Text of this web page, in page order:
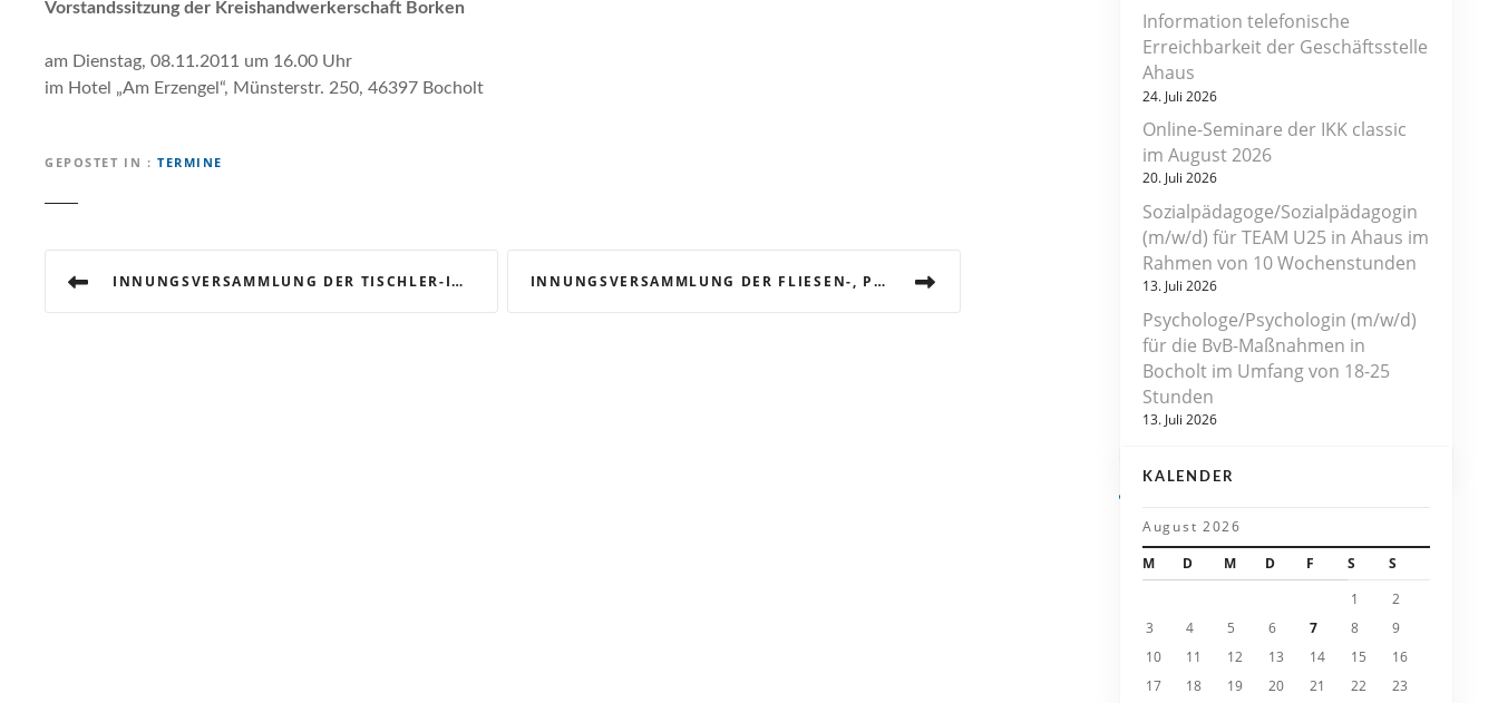
Vorstandssitzung der Kreishandwerkerschaft Borken
am Dienstag, 08.11.2011 um 16.00 Uhr
im Hotel „Am Erzengel“, Münsterstr. 250, 46397 Bocholt
GEPOSTET IN TERMINE
INNUNGSVERSAMMLUNG DER TISCHLER-INNUNG BOCHOLT INNUNGSVERSAMMLUNG DER FLIESEN-, PLATTEN- UND MOSAIKLEGER-INNUNG – BORKEN
Information telefonische
Erreichbarkeit der Geschäftsstelle
Ahaus
24. Juli 2026
Online-Seminare der IKK classic
im August 2026
20. Juli 2026
Sozialpädagoge/Sozialpädagogin
(m/w/d) für TEAM U25 in Ahaus im
Rahmen von 10 Wochenstunden
13. Juli 2026
Psychologe/Psychologin (m/w/d)
für die BvB-Maßnahmen in
Bocholt im Umfang von 18-25
Stunden
13. Juli 2026
KALENDER
August 2026
M
D M D F S
S
1
2
3
4 5 6 7 8
9
10
11 12 13 14 15
16
17
18 19 20 21 22
23